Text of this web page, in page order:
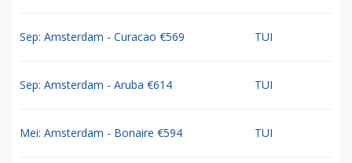
Sep: Amsterdam - Curacao €569 TUI
Sep: Amsterdam - Aruba €614 TUI
Mei: Amsterdam - Bonaire €594 TUI